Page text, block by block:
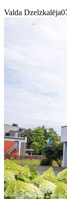
Valda Dzelzkalēja